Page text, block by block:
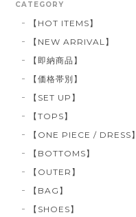
CATEGORY
【HOT ITEMS】
【NEW ARRIVAL】
【即納商品】
【価格帯別】
【SET UP】
【TOPS】
【ONE PIECE / DRESS】
【BOTTOMS】
【OUTER】
【BAG】
【SHOES】